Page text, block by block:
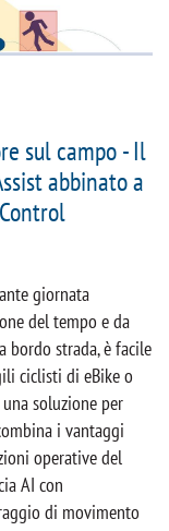
sul campo - Il
abbinato a
giornata
del tempo e da
bordo strada, è facile
ciclisti di eBike o
soluzione per
i vantaggi
operative del
AI con
di movimento